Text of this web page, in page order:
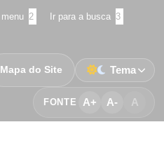
2 Ir para a busca 3
FONTE A+ A- A
Mapa do Site Tema